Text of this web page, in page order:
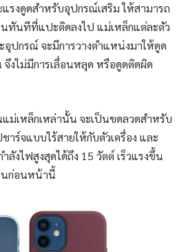
รงดูดสำหรับอุปกรณ์เสริม ให้สามารถ
นทันทีที่แปะติดลงไป แม่เหล็กแต่ละตัว
อุปกรณ์ จะมีการวางตำแหน่งมาให้ดูด
งไม่มีการเลื่อนหลุด หรือดูดติดผิด
ม่เหล็กเหล่านั้น จะเป็นขดลวดสำหรับ
าร์จแบบไร้สายให้กับตัวเครื่อง และ
ลังไฟสูงสุดได้ถึง 15 วัตต์ เร็วแรงขึ้น
นก่อนหน้านี้